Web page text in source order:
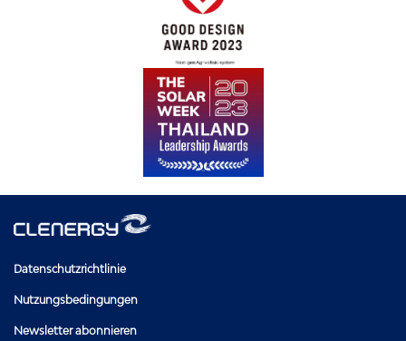
Datenschutzrichtlinie
Nutzungsbedingungen
Newsletter abonnieren